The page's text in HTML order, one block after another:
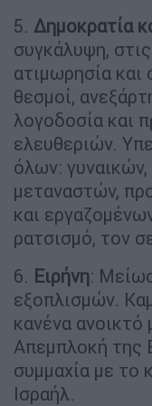
5. Δημοκρατία
συγκάλυψη,
ατιμωρησία και
θεσμοί,
λογοδοσία και
ελευθεριών.
όλων:
μεταναστών,
και
ρατσισμό, τον
6. Ειρήνη:
εξοπλισμών.
κανένα
Απεμπλοκή της
συμμαχία με το
Ισραήλ.